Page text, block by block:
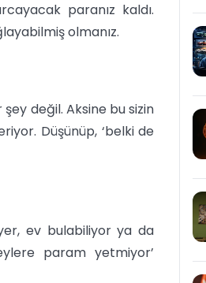
paranız kaldı.
olmanız.
değil. Aksine bu sizin
Düşünüp, ‘belki de
ev bulabiliyor ya da
param yetmiyor’